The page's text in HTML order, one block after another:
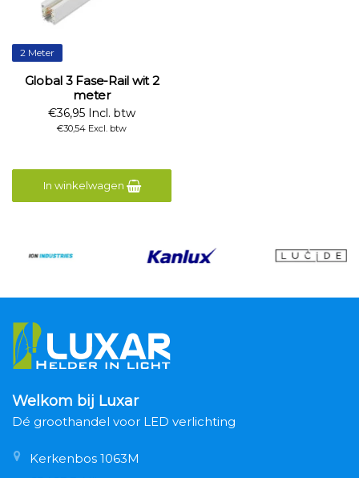
2 Meter
Global 3 Fase-Rail wit 2
meter
€36,95 Incl. btw
€30,54 Excl. btw
In winkelwagen
Welkom bij Luxar
Dé groothandel voor LED verlichting
Kerkenbos 1063M